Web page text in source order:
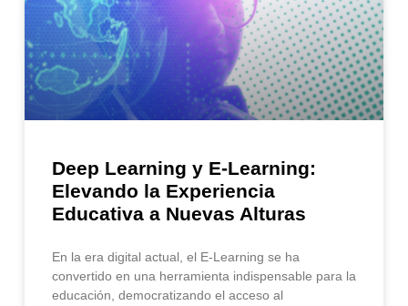
Deep Learning y E-Learning:
Elevando la Experiencia
Educativa a Nuevas Alturas
En la era digital actual, el E-Learning se ha
convertido en una herramienta indispensable para la
educación, democratizando el acceso al